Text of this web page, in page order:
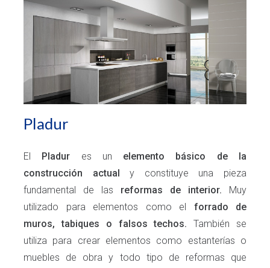
Pladur
El Pladur es un elemento básico de la
construcción actual
y constituye una pieza
fundamental de las reformas de interior. Muy
utilizado para elementos como el forrado de
muros, tabiques o falsos techos. También se
utiliza para crear elementos como estanterías o
muebles de obra y todo tipo de reformas que